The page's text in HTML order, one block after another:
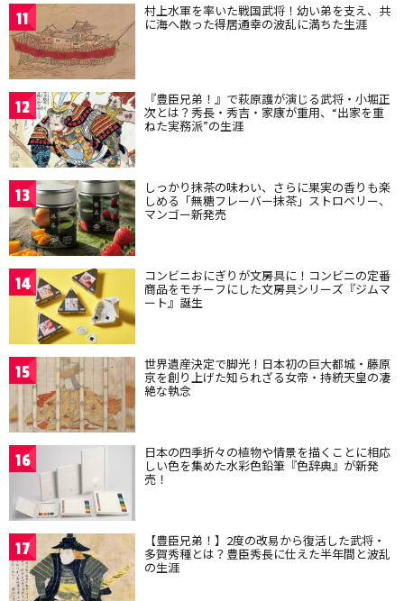
11 村上水軍を率いた戦国武将！幼い弟を支え、共
に海へ散った得居通幸の波乱に満ちた生涯
12 『豊臣兄弟！』で萩原護が演じる武将・小堀正
次とは？秀長・秀吉・家康が重用、“出家を重
ねた実務派”の生涯
13 しっかり抹茶の味わい、さらに果実の香りも楽
しめる「無糖フレーバー抹茶」ストロベリー、
マンゴー新発売
14 コンビニおにぎりが文房具に！コンビニの定番
商品をモチーフにした文房具シリーズ『ジムマ
ート』誕生
15 世界遺産決定で脚光！日本初の巨大都城・藤原
京を創り上げた知られざる女帝・持統天皇の凄
絶な執念
16 日本の四季折々の植物や情景を描くことに相応
しい色を集めた水彩色鉛筆『色辞典』が新発
売！
17 【豊臣兄弟！】2度の改易から復活した武将・
多賀秀種とは？豊臣秀長に仕えた半年間と波乱
の生涯